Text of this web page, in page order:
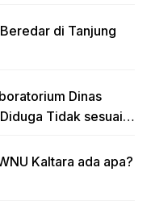
di Tanjung
Dinas
Tidak sesuai
Kaltara ada apa?